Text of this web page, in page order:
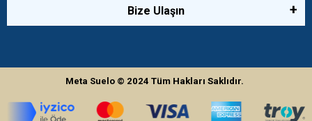
Bize Ulaşın
Meta Suelo © 2024Tüm Hakları Saklıdır.